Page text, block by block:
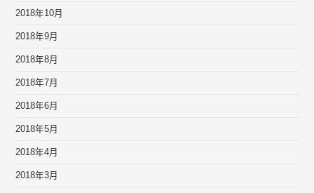
2018年10月
2018年9月
2018年8月
2018年7月
2018年6月
2018年5月
2018年4月
2018年3月